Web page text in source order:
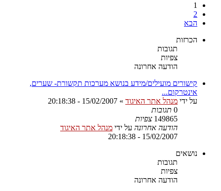
1
2
הבא
הכרזות
תגובות
צפיות
הודעה אחרונה
קישורים מועילים/מידע בנושא מערכות תקשורת- שערים,
אינטרקום...
על ידי מנהל אתר האיגוד »
15/02/2007 - 20:18:38
0 תגובות
149865 צפיות
הודעה אחרונה על ידי מנהל אתר האיגוד
15/02/2007 - 20:18:38
נושאים
תגובות
צפיות
הודעה אחרונה